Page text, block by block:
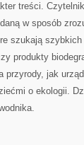
treści.
w sposób
szukają
produkty
przyrody, jak
o ekologii.